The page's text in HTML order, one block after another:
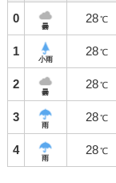
0
曇
28 ℃
1
小雨
28 ℃
2
曇
28 ℃
3
雨
28 ℃
4
雨
28 ℃